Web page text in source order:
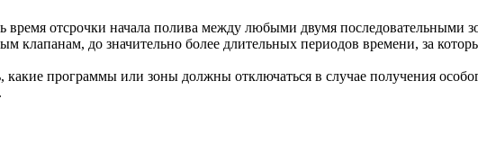
отсрочки начала полива между любыми двумя последовательными
клапанам, до значительно более длительных периодов времени, за
какие программы или зоны должны отключаться в случае получения